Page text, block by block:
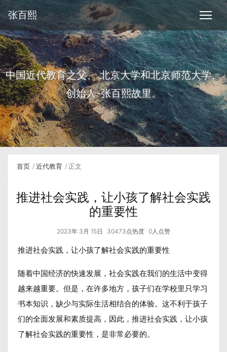
张百熙
中国近代教育之父、 北京大学和北京师范大学、
创始人-张百熙故里。
首页 近代教育 正文
推进社会实践，让小孩了解社会实践
的重要性
2023年 3月 15日 30473点热度 0人点赞
推进社会实践，让小孩了解社会实践的重要性
随着中国经济的快速发展，社会实践在我们的生活中变得
越来越重要。但是，在许多地方，孩子们在学校里只学习
书本知识，缺少与实际生活相结合的体验。这不利于孩子
们的全面发展和素质提高，因此，推进社会实践，让小孩
了解社会实践的重要性，是非常必要的。